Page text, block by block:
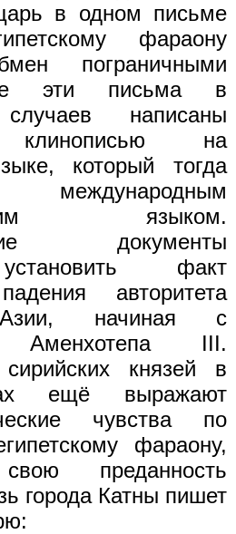
в одном письме
фараону
пограничными
эти письма в
написаны
клинописью на
который тогда
языком.
документы
факт
авторитета
начиная с
Аменхотепа III.
князей в
ещё выражают
чувства по
фараону,
преданность
города Катны пишет